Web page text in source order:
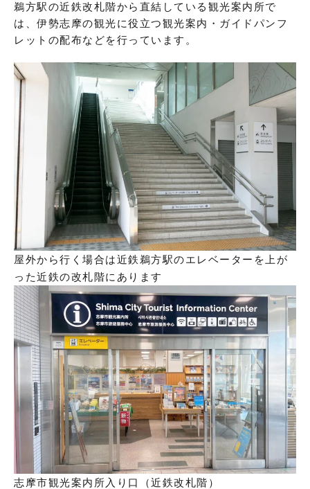
鵜方駅の近鉄改札階から直結している観光案内所で
は、伊勢志摩の観光に役立つ観光案内・ガイドパンフ
レットの配布などを行っています。
屋外から行く場合は近鉄鵜方駅のエレベーターを上が
った近鉄の改札階にあります
志摩市観光案内所入り口（近鉄改札階）